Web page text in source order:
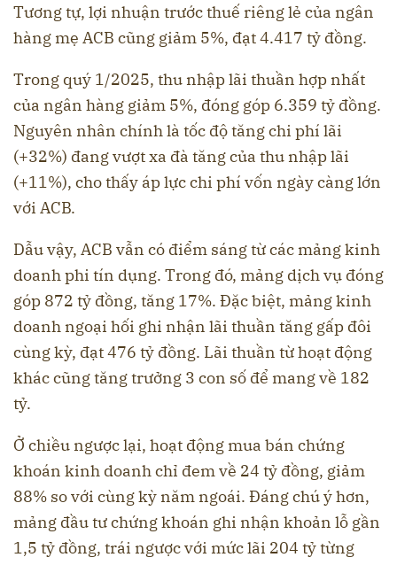
Tương tự, lợi nhuận trước thuế riêng lẻ của ngân
hàng mẹ ACB cũng giảm 5%, đạt 4.417 tỷ đồng.
Trong quý 1/2025, thu nhập lãi thuần hợp nhất
của ngân hàng giảm 5%, đóng góp 6.359 tỷ đồng.
Nguyên nhân chính là tốc độ tăng chi phí lãi
(+32%) đang vượt xa đà tăng của thu nhập lãi
(+11%), cho thấy áp lực chi phí vốn ngày càng lớn
với ACB.
Dẫu vậy, ACB vẫn có điểm sáng từ các mảng kinh
doanh phi tín dụng. Trong đó, mảng dịch vụ đóng
góp 872 tỷ đồng, tăng 17%. Đặc biệt, mảng kinh
doanh ngoại hối ghi nhận lãi thuần tăng gấp đôi
cùng kỳ, đạt 476 tỷ đồng. Lãi thuần từ hoạt động
khác cũng tăng trưởng 3 con số để mang về 182
tỷ.
Ở chiều ngược lại, hoạt động mua bán chứng
khoán kinh doanh chỉ đem về 24 tỷ đồng, giảm
88% so với cùng kỳ năm ngoái. Đáng chú ý hơn,
mảng đầu tư chứng khoán ghi nhận khoản lỗ gần
1,5 tỷ đồng, trái ngược với mức lãi 204 tỷ từng